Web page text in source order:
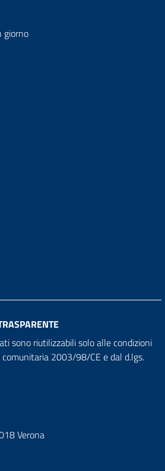
giorno
sono riutilizzabili solo alle condizioni
2003/98/CE e dal d.lgs.
Verona